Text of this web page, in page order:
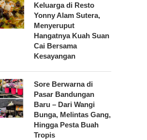
Keluarga di Resto
Yonny Alam Sutera,
Menyeruput
Hangatnya Kuah Suan
Cai Bersama
Kesayangan
Sore Berwarna di
Pasar Bandungan
Baru – Dari Wangi
Bunga, Melintas Gang,
Hingga Pesta Buah
Tropis